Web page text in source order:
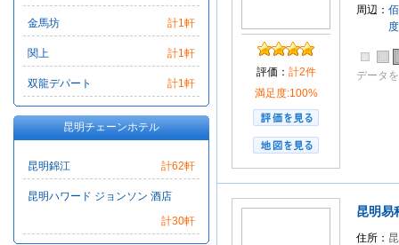
評価： 計2件
満足度:100%
周辺：
データ
昆明易
住所：
計1軒
金馬坊
計1軒
関上
計1軒
双龍デパート
昆明チェーンホテル
昆明錦江 計62軒
昆明ハワード ジョンソン 酒店
計30軒